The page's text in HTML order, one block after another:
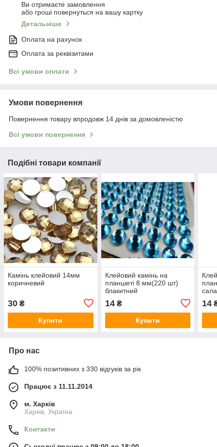
Ви отримаєте замовлення
або гроші повернуться на вашу картку
Детальніше
Оплата на рахунок
Оплата за реквізитами
Всі умови оплати
Умови повернення
Повернення товару впродовж 14 днів за домовленістю
Всі умови повернення
Подібні товари компанії
Камінь клейовий 14мм
коричневий
30 ₴
Купити
Клейовий камінь на
планшеті 8 мм(220 шт)
блакитний
14₴
Купити
14
Про нас
100% позитивних з 330 відгуків за рік
Працює з 11.11.2014
м. Харків
Харків, Україна
Контакти